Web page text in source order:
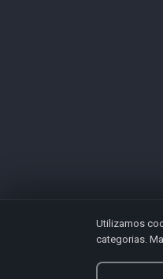
Utilizamos
categorias.